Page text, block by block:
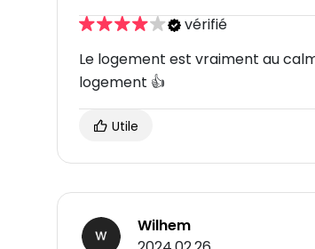
vérifié
Le logement est vraiment au
logement 👍
Utile
Wilhem